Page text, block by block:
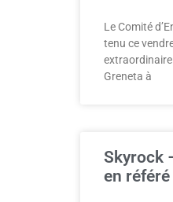
Le Comité
tenu ce
Greneta à
Skyrock
en